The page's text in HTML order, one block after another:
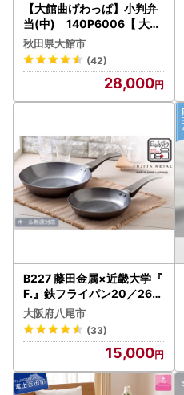
【大館曲げわっぱ】小判弁
当(中) 140P6006【 大館
工芸社】
秋田県大館市
(42)
28,000
B227 藤田金属×近畿大学『
F.』鉄フライパン20／26c
mセット【フライパン 鉄 藤
田金属 FUJITA IH ガス 20 2
6 センチ セット フライパン
セット 日本製 町工場 長持
ち 近大 コラボ 大阪府 八尾
】
大阪府八尾市
(33)
15,000